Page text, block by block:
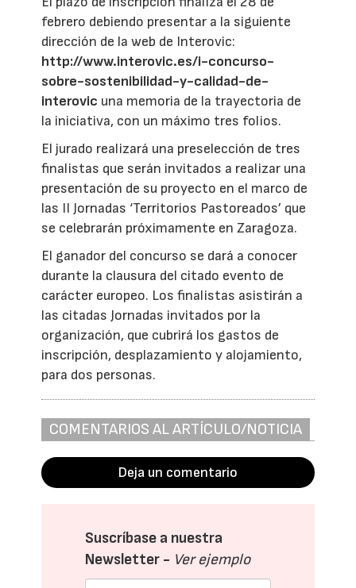
febrero debiendo presentar a la siguiente
dirección de la web de Interovic:
http://www.interovic.es/i-concurso-
sobre-sostenibilidad-y-calidad-de-
interovic una memoria de la trayectoria de
la iniciativa, con un máximo tres folios.
El jurado realizará una preselección de tres
finalistas que serán invitados a realizar una
presentación de su proyecto en el marco de
las II Jornadas ‘Territorios Pastoreados’ que
se celebrarán próximamente en Zaragoza.
El ganador del concurso se dará a conocer
durante la clausura del citado evento de
carácter europeo. Los finalistas asistirán a
las citadas Jornadas invitados por la
organización, que cubrirá los gastos de
inscripción, desplazamiento y alojamiento,
para dos personas.
COMENTARIOS AL ARTÍCULO/NOTICIA
Deja un comentario
Suscríbase a nuestra
Newsletter - Ver ejemplo